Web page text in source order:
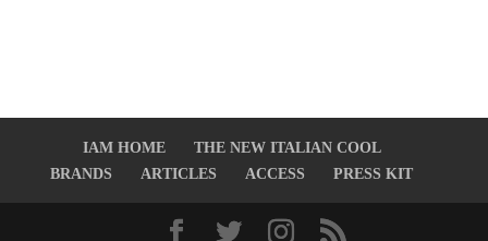
IAM HOME
THE NEW ITALIAN COOL
BRANDS
ARTICLES ACCESS PRESS KIT